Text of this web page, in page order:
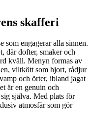
skafferi
som engagerar alla sinnen.
där dofter, smaker och
kväll. Menyn formas av
viltkött som hjort, rådjur
och örter, ibland jagat
är en genuin och
själva. Med plats för
atmosfär som gör